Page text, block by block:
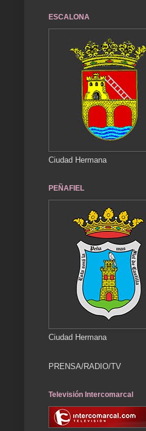
ESCALONA
Ciudad Hermana
PEÑAFIEL
Ciudad Hermana
PRENSA/RADIO/TV
Televisión Intercomarcal